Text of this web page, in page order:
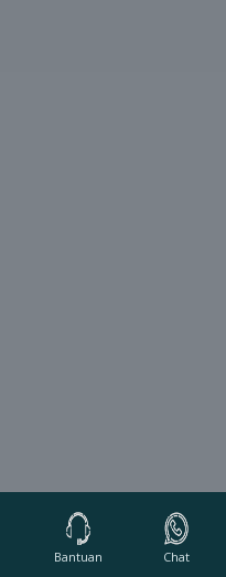
Bantuan Chat